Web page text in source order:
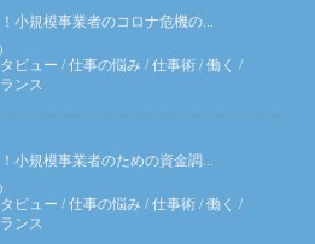
小規模事業者のコロナ危機の...
ビュー /仕事の悩み /仕事術 /働く /
ンス
小規模事業者のための資金調...
ビュー /仕事の悩み /仕事術 /働く /
ンス